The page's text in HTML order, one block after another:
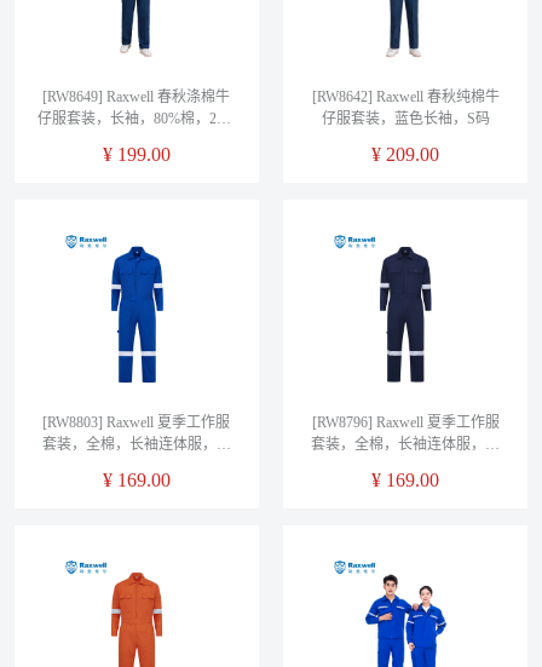
[RW8649] Raxwell 春秋涤棉牛
仔服套装，长袖，80%棉，20%
条，S码
¥ 199.00
[RW8642] Raxwell 春秋纯棉牛
仔服套装，蓝色长袖，S码
¥ 209.00
[RW8803] Raxwell 夏季工作服
套装，全棉，长袖连体服，艳
¥ 169.00
[RW8796] Raxwell 夏季工作服
套装，全棉，长袖连体服，藏
¥ 169.00